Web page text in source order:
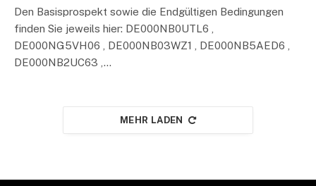
Den Basisprospekt sowie die Endgültigen Bedingungen
finden Sie jeweils hier: DE000NB0UTL6 ,
DE000NG5VH06 , DE000NB03WZ1 , DE000NB5AED6 ,
DE000NB2UC63 ,…
MEHR LADEN